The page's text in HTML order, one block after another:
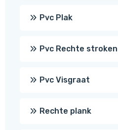
Pvc Plak
Pvc Rechte stroken
Pvc Visgraat
Rechte plank